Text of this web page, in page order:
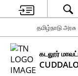
தமிழ்நாடு அரசு
கடலூர்